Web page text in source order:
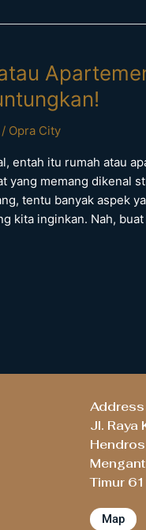
/ Opra City
entah itu rumah atau
yang memang dikenal
tentu banyak aspek
kita inginkan. Nah,
Address
Jl. Raya
Timur
Map